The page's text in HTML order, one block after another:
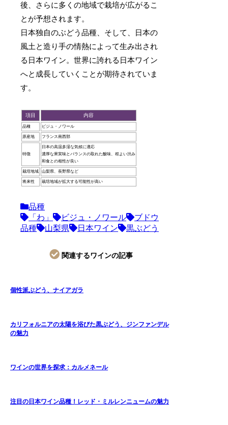
後、さらに多くの地域で栽培が広がるこ
とが予想されます。
日本独自のぶどう品種、そして、日本の
風土と造り手の情熱によって生み出され
る日本ワイン。世界に誇れる日本ワイン
へと成長していくことが期待されていま
す。
項目 内容
品種 ビジュ・ノワール
原産地 フランス南西部
特徴
日本の高温多湿な気候に適応
濃厚な果実味とバランスの取れた酸味、程よい渋み
和食との相性が良い
栽培地域 山梨県、長野県など
将来性 栽培地域が拡大する可能性が高い
品種
「わ」
ビジュ・ノワール
ブドウ
品種
山梨県 日本ワイン 黒ぶどう
関連するワインの記事
個性派ぶどう、ナイアガラ
カリフォルニアの太陽を浴びた黒ぶどう、ジンファンデル
の魅力
ワインの世界を探求：カルメネール
注目の日本ワイン品種！レッド・ミルレンニュームの魅力